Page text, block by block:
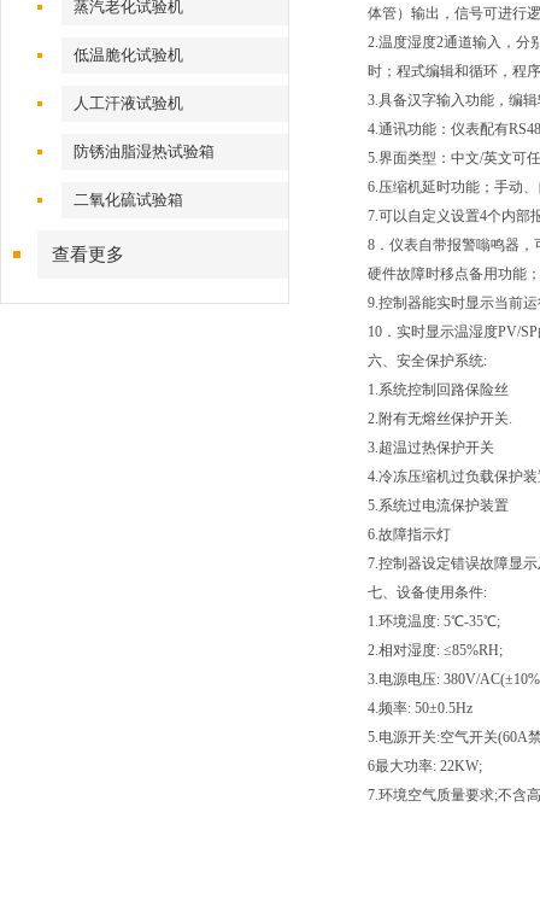
蒸汽老化试验机
低温脆化试验机
人工汗液试验机
防锈油脂湿热试验箱
二氧化硫试验箱
查看更多
体管）输出，信号可进行
2.温度湿度2通道输入，分
时；程式编辑和循环，程
3.具备汉字输入功能，编
4.通讯功能：仪表配有
5.界面类型：中文/英文可
6.压缩机延时功能；手动
7.可以自定义设置4个内部
8．仪表自带报警嗡鸣器
硬件故障时移点备用功能
9.控制器能实时显示当前
10．实时显示温湿度PV/
六、安全保护系统:
1.系统控制回路保险丝
2.附有无熔丝保护开关.
3.超温过热保护开关
4.冷冻压缩机过负载保护装
5.系统过电流保护装置
6.故障指示灯
7.控制器设定错误故障显
七、设备使用条件:
1.环境温度: 5℃-35℃;
2.相对湿度: ≤85%RH;
3.电源电压: 380V/
4.频率: 50±0.5Hz
5.电源开关:空气开关(60A
6最大功率: 22KW;
7.环境空气质量要求;不含